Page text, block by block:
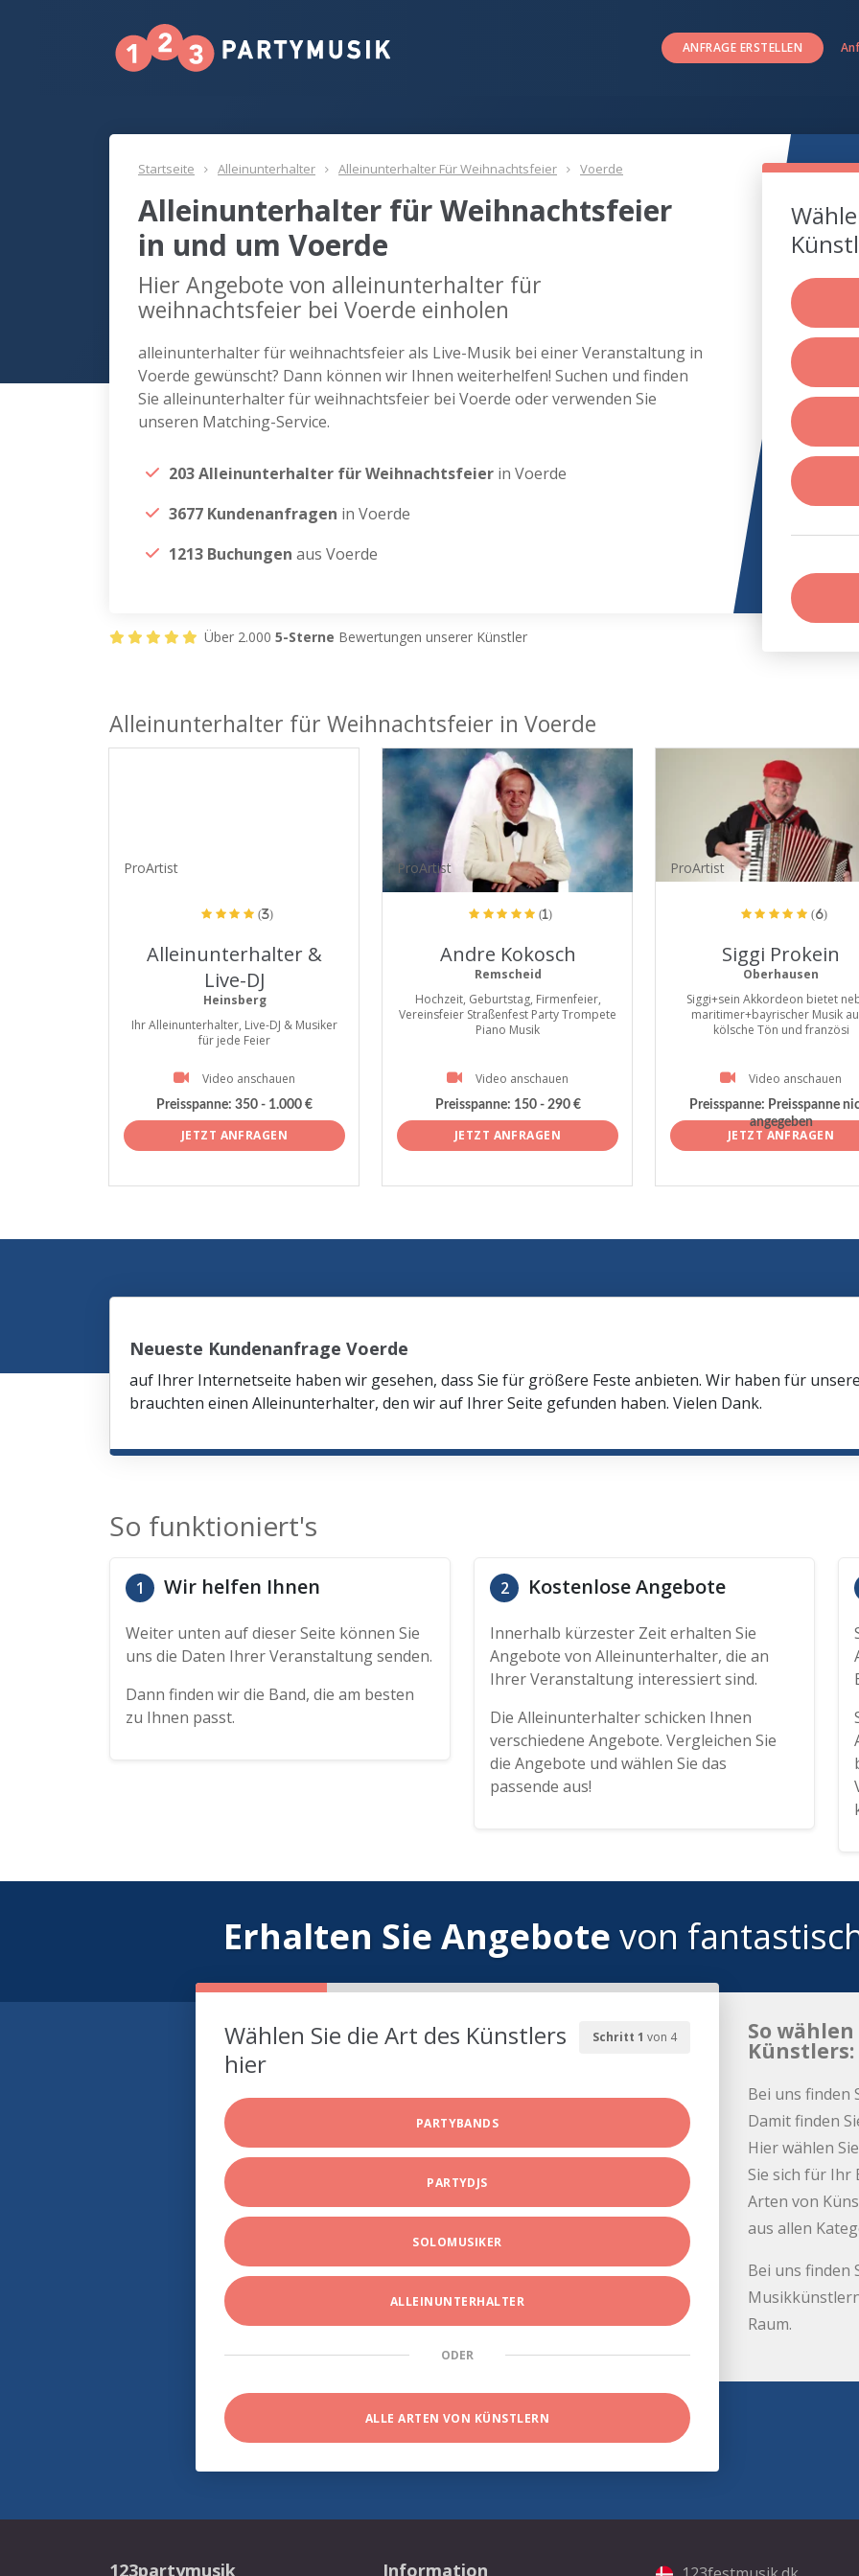
ANFRAGE ERSTELLEN
Startseite Alleinunterhalter Alleinunterhalter Für Weihnachtsfeier Voerde
Alleinunterhalter für Weihnachtsfeier
in und um Voerde
Hier Angebote von alleinunterhalter für
weihnachtsfeier bei Voerde einholen
alleinunterhalter für weihnachtsfeier als Live-Musik bei einer Veranstaltung in
Voerde gewünscht? Dann können wir Ihnen weiterhelfen! Suchen und finden
Sie alleinunterhalter für weihnachtsfeier bei Voerde oder verwenden Sie
unseren Matching-Service.
203 Alleinunterhalter für Weihnachtsfeier in Voerde
3677 Kundenanfragen in Voerde
1213 Buchungen aus Voerde
Über 2.000 5-Sterne Bewertungen unserer Künstler
Alleinunterhalter für Weihnachtsfeier in Voerde
ProArtist
(3)
Alleinunterhalter &
Live-DJ
Heinsberg
Ihr Alleinunterhalter, Live-DJ & Musiker
für jede Feier
Video anschauen
Preisspanne: 350 - 1.000 €
JETZT ANFRAGEN
ProArtist
(1)
Andre Kokosch
Remscheid
Hochzeit, Geburtstag, Firmenfeier,
Vereinsfeier Straßenfest Party Trompete
Piano Musik
Video anschauen
Preisspanne: 150 - 290 €
JETZT ANFRAGEN
ProArtist
(6)
Siggi Prokein
Oberhausen
Siggi+sein Akkordeon bietet
maritimer+bayrischer Musik
kölsche Tön und französi
Video anschauen
Preisspanne: Preisspanne
angegeben
JETZT ANFRAGEN
Neueste Kundenanfrage Voerde
auf Ihrer Internetseite haben wir gesehen, dass Sie für größere Feste anbieten. Wir haben für
brauchten einen Alleinunterhalter, den wir auf Ihrer Seite gefunden haben. Vielen Dank.
So funktioniert's
1 Wir helfen Ihnen
Weiter unten auf dieser Seite können Sie
uns die Daten Ihrer Veranstaltung senden.
Dann finden wir die Band, die am besten
zu Ihnen passt.
2 Kostenlose Angebote
Innerhalb kürzester Zeit erhalten Sie
Angebote von Alleinunterhalter, die an
Ihrer Veranstaltung interessiert sind.
Die Alleinunterhalter schicken Ihnen
verschiedene Angebote. Vergleichen Sie
die Angebote und wählen Sie das
passende aus!
Erhalten Sie Angebote von
Schritt 1 von 4
Wählen Sie die Art des Künstlers
hier
PARTYBANDS
PARTYDJS
SOLOMUSIKER
ALLEINUNTERHALTER
ODER
ALLE ARTEN VON KÜNSTLERN
So
Künstlers:
Bei uns finden
Damit finden
Hier wählen
Sie sich für Ihr
Arten von
aus allen
Bei uns finden
Raum.
123partymusik Information